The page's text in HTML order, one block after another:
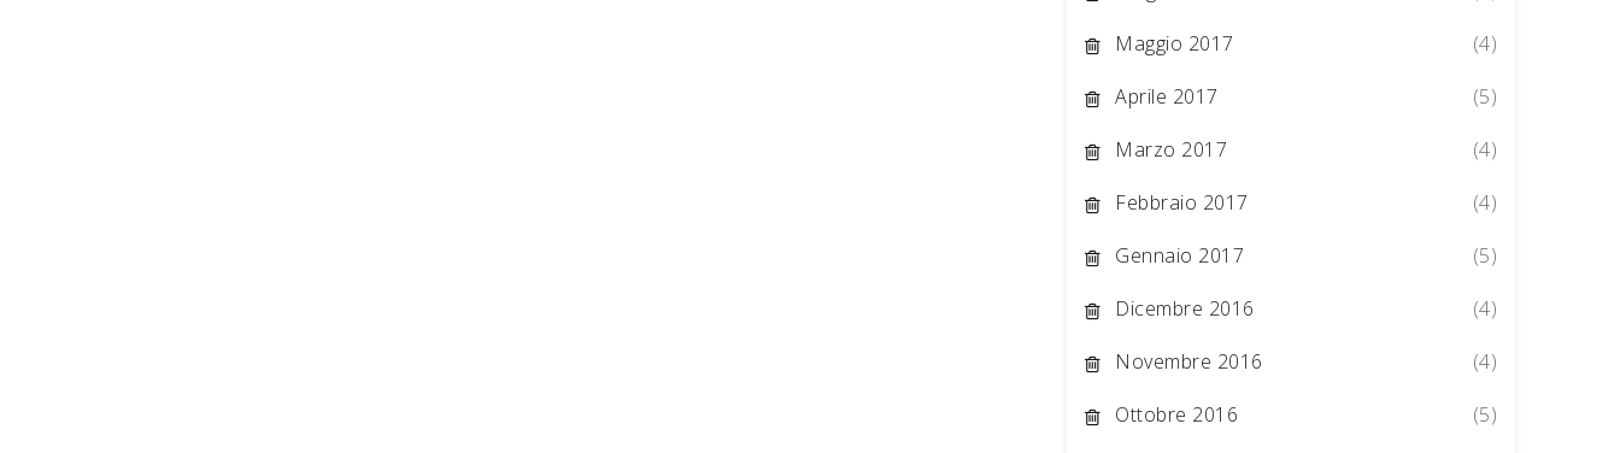
Maggio 2017
(4)
Aprile 2017
(5)
Marzo 2017
(4)
Febbraio 2017
(4)
Gennaio 2017
(5)
Dicembre 2016
(4)
Novembre 2016
(4)
Ottobre 2016
(5)